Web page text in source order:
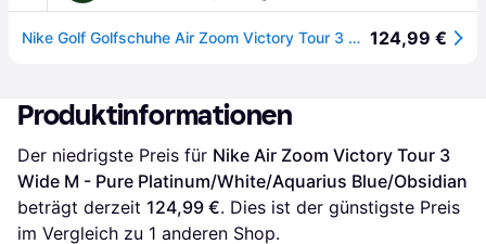
Nike Golf Golfschuhe Air Zoom Victory Tour 3 weißschwarz 124,99 €
Produktinformationen
Der niedrigste Preis für Nike Air Zoom Victory Tour 3
Wide M - Pure Platinum/White/Aquarius Blue/Obsidian
beträgt derzeit 124,99 €. Dies ist der günstigste Preis
im Vergleich zu 1 anderen Shop.